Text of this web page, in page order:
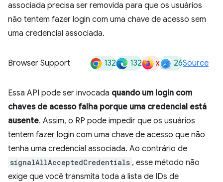
associada precisa ser removida para que os usuários
não tentem fazer login com uma chave de acesso sem
uma credencial associada.
Browser Support 132 132 x 26Source
Essa API pode ser invocada quando um login com
chaves de acesso falha porque uma credencial está
ausente. Assim, o RP pode impedir que os usuários
tentem fazer login com uma chave de acesso que não
tenha uma credencial associada. Ao contrário de
signalAllAcceptedCredentials , esse método não
exige que você transmita toda a lista de IDs de